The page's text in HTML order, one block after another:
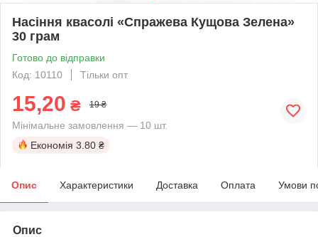
Насіння квасолі «Спражева Кущова Зелена»
30 грам
Готово до відправки
Код: 10110
Тільки опт
15,20 ₴ 19 ₴
Мінімальне замовлення — 10 шт.
Економія 3.80 ₴
Опис Характеристики Доставка Оплата Умови
Опис